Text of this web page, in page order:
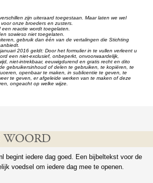
zijn uiteraard toegestaan. Maar laten we wel
onze broeders en zusters.
reactie wordt toegelaten.
sowieso niet toegelaten.
gebruik dan één van de vertalingen die Stichting
2016 geldt: Door het formulier in te vullen verleent u
een niet-exclusief, onbeperkt, onvoorwaardelijk,
niet-intrekbaar, eeuwigdurend en gratis recht en dito
gebruikersinhoud of delen te gebruiken, te kopiëren, te
openbaar te maken, in sublicentie te geven, te
te geven, er afgeleide werken van te maken of deze
ongeacht op welke wijze.
WOORD
begint iedere dag goed. Een bijbeltekst voor de
voedsel om iedere dag mee te openen.